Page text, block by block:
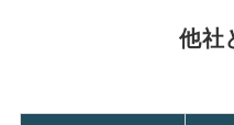
他社